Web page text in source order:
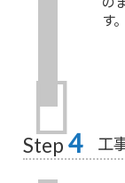
す。
Step 4 工